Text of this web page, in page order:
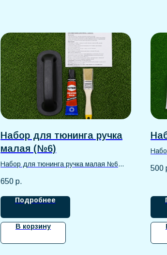
Набор для тюнинга ручка
малая (№6)
Набор для тюнинга ручка малая №6
переноски и удобного использования
лодки, простой монтаж, прочное
крепление и устойчивость к нагрузкам.
650 р.
Подробнее
В корзину
500